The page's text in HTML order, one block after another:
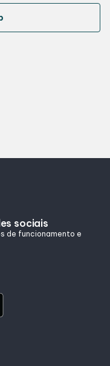
sociais
de funcionamento e